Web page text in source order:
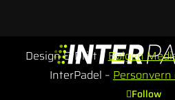
Design & Drift – Bølgen
InterPadel – Personvern
Follow